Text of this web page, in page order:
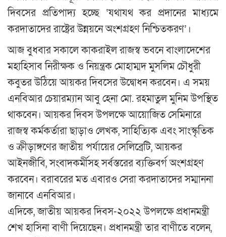
দিবসের প্রতিপাদ্য হচ্ছে ‘যথাযথ কর প্রদানের মাধ্যমে
করদাতাদের রাষ্ট্রের উন্নয়নে অংশগ্রহণ নিশ্চিতকরণ’।
আজ বুধবার সকালে কাকরাইল রাজস্ব ভবনে বাংলাদেশের
মহাহিসাব নিরীক্ষক ও নিয়ন্ত্রক মোহাম্মদ মুসলিম চৌধুরী
কবুতর উঠিয়ে আয়কর দিবসের উদ্বোধন করবেন। এ সময়
এনবিআর চেয়ারম্যান আবু হেনা মো. রহমাতুল মুনিম উপস্থিত
থাকবেন। আয়কর দিবস উপলক্ষে আয়োজিত সেমিনারে
রাজস্ব কর্মকর্তারা ছাড়াও লেখক, সাহিত্যিক এবং সাংস্কৃতিক
ও ক্রীড়াঙ্গণের জাতীয় পর্যায়ের সেলিব্রেটি, আয়কর
আইনজীবি, সংবাদকর্মীসহ সর্বস্তরের ব্যক্তিবর্গ অংশগ্রহণ
করবেন। বরাবরের মত এবারও সেরা করদাতাদের সম্মাননা
জানাবে এনবিআর।
এদিকে, জাতীয় আয়কর দিবস-২০২২ উপলক্ষে প্রধানমন্ত্রী
শেখ হাসিনা বাণী দিয়েছেন। প্রধানমন্ত্রী তার বাণীতে বলেন,